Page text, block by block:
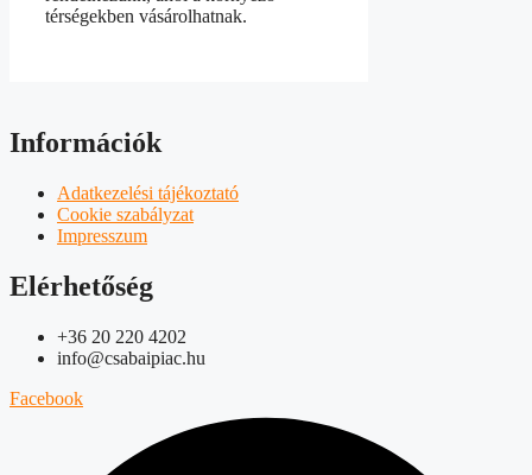
térségekben vásárolhatnak.
Információk
Adatkezelési tájékoztató
Cookie szabályzat
Impresszum
Elérhetőség
+36 20 220 4202
info@csabaipiac.hu
Facebook